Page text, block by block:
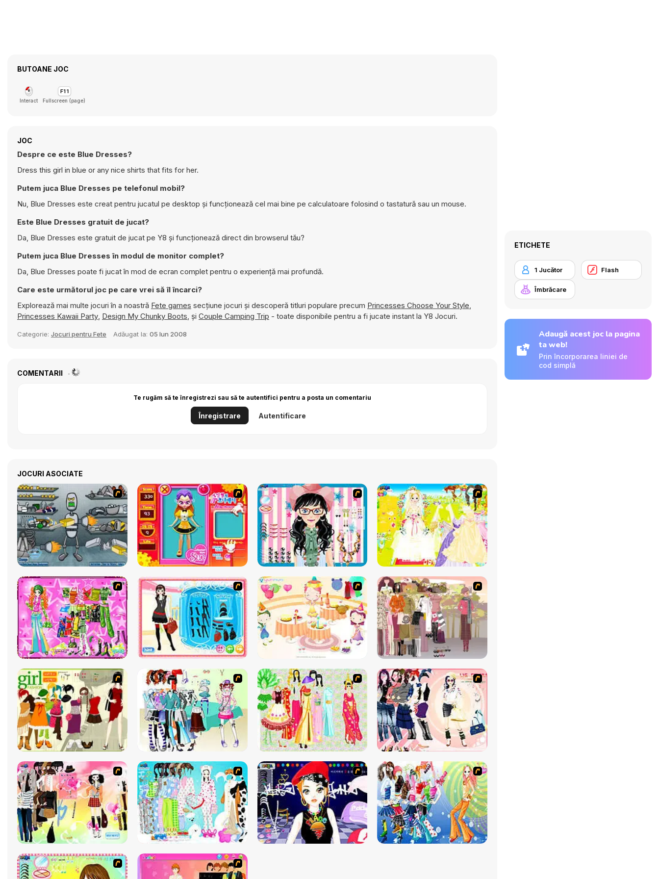
BUTOANE JOC
Interact Fullscreen (page)
JOC
Despre ce este Blue Dresses?
Dress this girl in blue or any nice shirts that fits for her.
Putem juca Blue Dresses pe telefonul mobil?
Nu, Blue Dresses este creat pentru jucatul pe desktop și funcționează cel mai bine pe calculatoare folosind o tastatură sau un mouse.
Este Blue Dresses gratuit de jucat?
Da, Blue Dresses este gratuit de jucat pe Y8 și funcționează direct din browserul tău?
Putem juca Blue Dresses în modul de monitor complet?
Da, Blue Dresses poate fi jucat în mod de ecran complet pentru o experiență mai profundă.
Care este următorul joc pe care vrei să îl încarci?
Explorează mai multe jocuri în a noastră Fete games secțiune jocuri și descoperă titluri populare precum Princesses Choose Your Style,
Princesses Kawaii Party, Design My Chunky Boots, și Couple Camping Trip - toate disponibile pentru a fi jucate instant la Y8 Jocuri.
Categorie: Jocuri pentru Fete Adăugat la: 05 Iun 2008
COMENTARII
Te rugăm să te înregistrezi sau să te autentifici pentru a posta un comentariu
Înregistrare Autentificare
JOCURI ASOCIATE
ETICHETE
1 Jucător Flash
Îmbrăcare
Adaugă acest joc la pagina
ta web!
Prin încorporarea liniei de
cod simplă